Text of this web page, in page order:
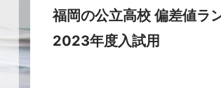
福岡の公立高校 偏差値ラ
2023年度入試用